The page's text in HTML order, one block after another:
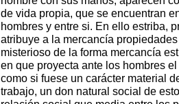
de vida propia, que se encuentran
hombres y entre si. En ello estriba,
atribuye a la mercancía
misterioso de la forma mercancía
en que proyecta ante los hombres
como si fuese un carácter material
trabajo, un don natural social de